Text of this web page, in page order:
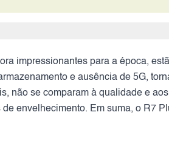
impressionantes para a época,
e ausência de 5G,
não se comparam à qualidade e
envelhecimento. Em suma, o R7